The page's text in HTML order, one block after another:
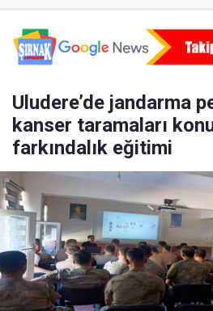
Uludere’de jandarma
kanser taramaları
farkındalık eğitimi